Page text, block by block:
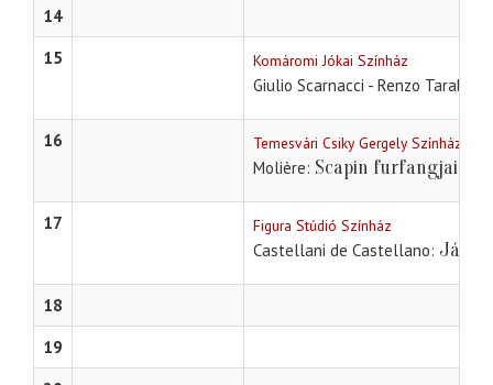
14
15
Komáromi Jókai Színház
Giulio Scarnacci - Renzo Tarabusi
16 Temesvári Csiky Gergely Színház
Molière Scapin furfangjai
17 Figura Stúdió Színház
Castellani de Castellano Játék
18
19